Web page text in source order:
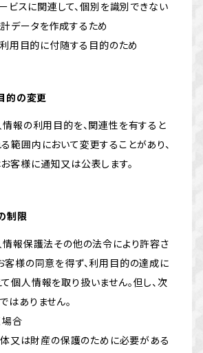
ービスに関連して、個別を識別できない
データを作成するため
利用目的に付随する目的のため
的の変更
情報の利用目的を、関連性を有すると
範囲内において変更することがあり、
客様に通知又は公表します。
制限
情報保護法その他の法令により許容さ
客様の同意を得ず、利用目的の達成に
個人情報を取り扱いません。但し、次
はありません。
場合
体又は財産の保護のために必要がある